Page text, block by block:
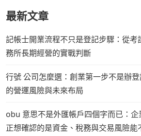
最新文章
記帳士開業流程不只是登記步驟：從考
務所長期經營的實戰判斷
行號 公司怎麼選：創業第一步不是辦
的營運風險與未來布局
obu 意思不是外匯帳戶四個字而已：
正想確認的是資金、稅務與交易風險能